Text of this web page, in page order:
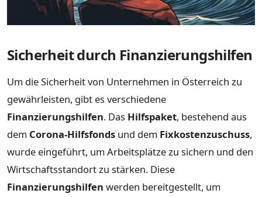
Sicherheit durch Finanzierungshilfen
Um die Sicherheit von Unternehmen in Österreich zu
gewährleisten, gibt es verschiedene
Finanzierungshilfen. Das Hilfspaket, bestehend aus
dem Corona-Hilfsfonds und dem Fixkostenzuschuss,
wurde eingeführt, um Arbeitsplätze zu sichern und den
Wirtschaftsstandort zu stärken. Diese
Finanzierungshilfen werden bereitgestellt, um